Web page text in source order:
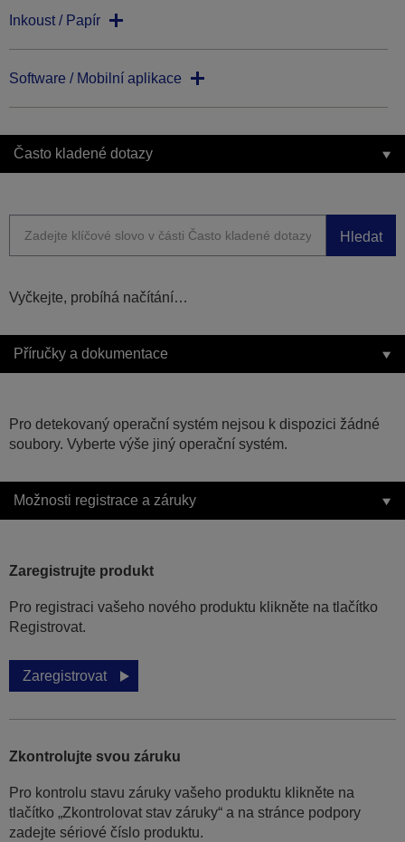
Inkoust / Papír
Software / Mobilní aplikace
Často kladené dotazy
Hledat
Vyčkejte, probíhá načítání…
Příručky a dokumentace
Pro detekovaný operační systém nejsou k dispozici žádné
soubory. Vyberte výše jiný operační systém.
Možnosti registrace a záruky
Zaregistrujte produkt
Pro registraci vašeho nového produktu klikněte na tlačítko
Registrovat.
Zaregistrovat
Zkontrolujte svou záruku
Pro kontrolu stavu záruky vašeho produktu klikněte na
tlačítko „Zkontrolovat stav záruky“ a na stránce podpory
zadejte sériové číslo produktu.